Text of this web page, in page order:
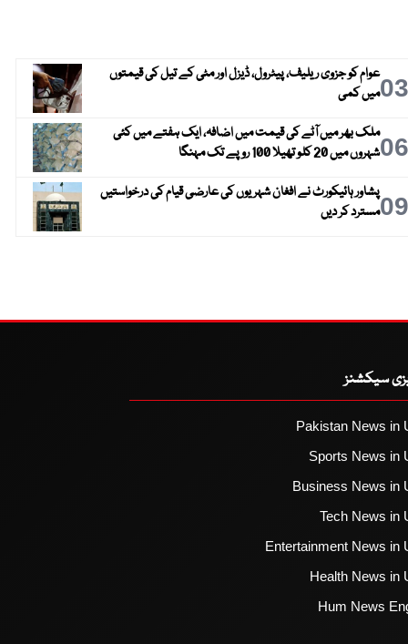
03عوام کو جزوی ریلیف، پیٹرول، ڈیزل اور مٹی کے تیل کی قیمتوں
میں کمی
06ملک بھر میں آٹے کی قیمت میں اضافہ، ایک ہفتے میں کئی
شہروں میں 20 کلو تھیلا 100 روپے تک مہنگا
09پشاور ہائیکورٹ نے افغان شہریوں کی عارضی قیام کی درخواستیں
مسترد کر دیں
سیکشنز
Pakistan News in
Sports News in
Business News in
Tech News in
Entertainment News in
Health News in
Hum News